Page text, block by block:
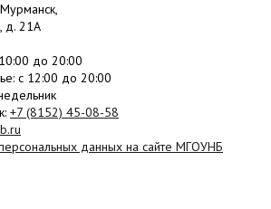
д. 21А
до 20:00
: c 12:00 до 20:00
+7 (8152) 45-08-58
данных на сайте МГОУНБ